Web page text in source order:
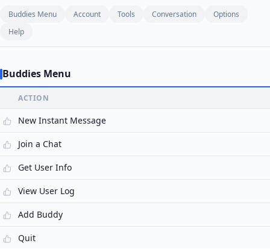
Buddies Menu Account Tools Conversation
Options
Help
Buddies Menu
ACTION
New Instant Message
Join a Chat
Get User Info
View User Log
Add Buddy
Quit